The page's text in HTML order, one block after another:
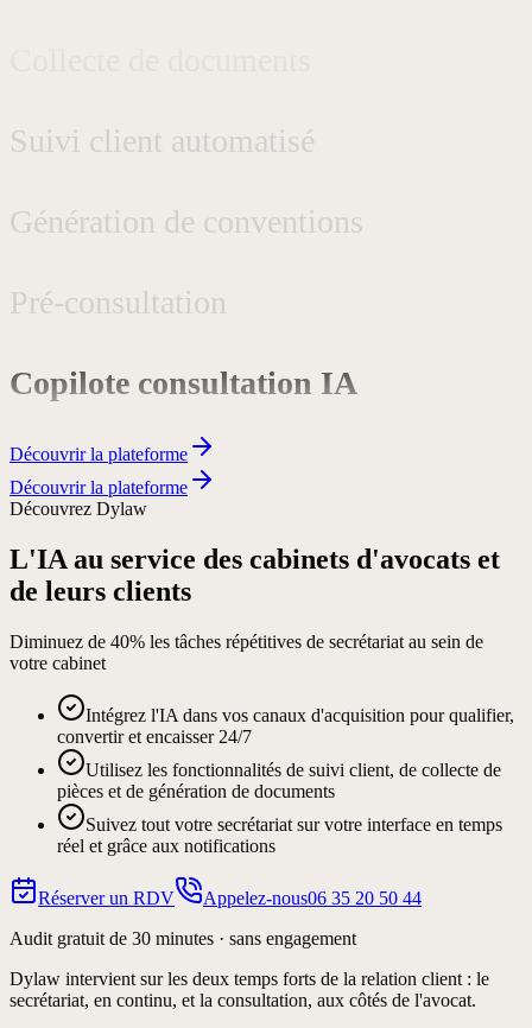
Workflows complexes
Secrétariat téléphonique
Qualification des demandes
Collecte de documents
Suivi client automatisé
Génération de conventions
Pré-consultation
Copilote consultation IA
Découvrir la plateforme
Découvrir la plateforme
Découvrez Dylaw
L'IA au service des cabinets d'avocats et
de leurs clients
Diminuez de 40% les tâches répétitives de secrétariat au sein de
votre cabinet
Intégrez l'IA dans vos canaux d'acquisition pour qualifier,
convertir et encaisser 24/7
Utilisez les fonctionnalités de suivi client, de collecte de
pièces et de génération de documents
Suivez tout votre secrétariat sur votre interface en temps
réel et grâce aux notifications
Réserver un RDV Appelez-nous06 35 20 50 44
Audit gratuit de 30 minutes · sans engagement
Dylaw intervient sur les deux temps forts de la relation client : le
secrétariat, en continu, et la consultation, aux côtés de l'avocat.